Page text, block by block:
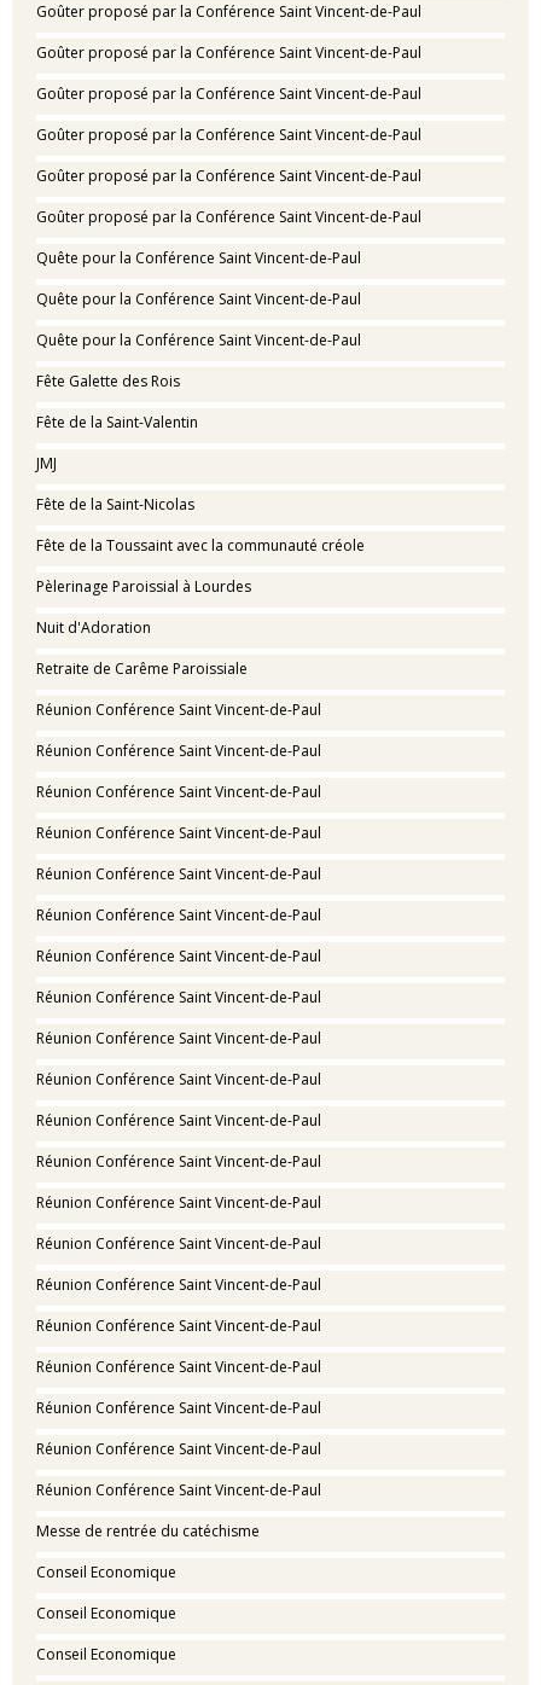
Goûter proposé par la Conférence Saint Vincent-de-Paul
Goûter proposé par la Conférence Saint Vincent-de-Paul
Goûter proposé par la Conférence Saint Vincent-de-Paul
Goûter proposé par la Conférence Saint Vincent-de-Paul
Goûter proposé par la Conférence Saint Vincent-de-Paul
Goûter proposé par la Conférence Saint Vincent-de-Paul
Quête pour la Conférence Saint Vincent-de-Paul
Quête pour la Conférence Saint Vincent-de-Paul
Quête pour la Conférence Saint Vincent-de-Paul
Fête Galette des Rois
Fête de la Saint-Valentin
JMJ
Fête de la Saint-Nicolas
Fête de la Toussaint avec la communauté créole
Pèlerinage Paroissial à Lourdes
Nuit d'Adoration
Retraite de Carême Paroissiale
Réunion Conférence Saint Vincent-de-Paul
Réunion Conférence Saint Vincent-de-Paul
Réunion Conférence Saint Vincent-de-Paul
Réunion Conférence Saint Vincent-de-Paul
Réunion Conférence Saint Vincent-de-Paul
Réunion Conférence Saint Vincent-de-Paul
Réunion Conférence Saint Vincent-de-Paul
Réunion Conférence Saint Vincent-de-Paul
Réunion Conférence Saint Vincent-de-Paul
Réunion Conférence Saint Vincent-de-Paul
Réunion Conférence Saint Vincent-de-Paul
Réunion Conférence Saint Vincent-de-Paul
Réunion Conférence Saint Vincent-de-Paul
Réunion Conférence Saint Vincent-de-Paul
Réunion Conférence Saint Vincent-de-Paul
Réunion Conférence Saint Vincent-de-Paul
Réunion Conférence Saint Vincent-de-Paul
Réunion Conférence Saint Vincent-de-Paul
Réunion Conférence Saint Vincent-de-Paul
Réunion Conférence Saint Vincent-de-Paul
Messe de rentrée du catéchisme
Conseil Economique
Conseil Economique
Conseil Economique